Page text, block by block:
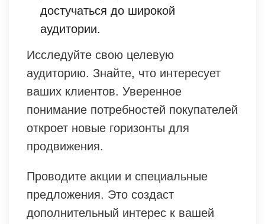
достучаться до широкой
аудитории.
Исследуйте свою целевую
аудиторию. Знайте, что интересует
ваших клиентов. Уверенное
понимание потребностей покупателей
откроет новые горизонты для
продвижения.
Проводите акции и специальные
предложения. Это создаст
дополнительный интерес к вашей